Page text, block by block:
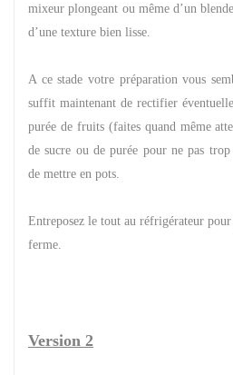
mixeur plongeant ou même d’un
d’une texture bien lisse.
A ce stade votre préparation vous
suffit maintenant de rectifier
purée de fruits (faites quand même
de sucre ou de purée pour ne pas
de mettre en pots.
Entreposez le tout au réfrigérateur
ferme.
Version 2